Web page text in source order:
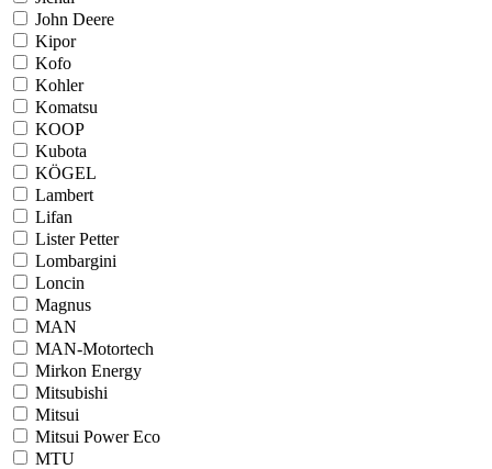
John Deere
Kipor
Kofo
Kohler
Komatsu
KOOP
Kubota
KÖGEL
Lambert
Lifan
Lister Petter
Lombargini
Loncin
Magnus
MAN
MAN-Motortech
Mirkon Energy
Mitsubishi
Mitsui
Mitsui Power Eco
MTU